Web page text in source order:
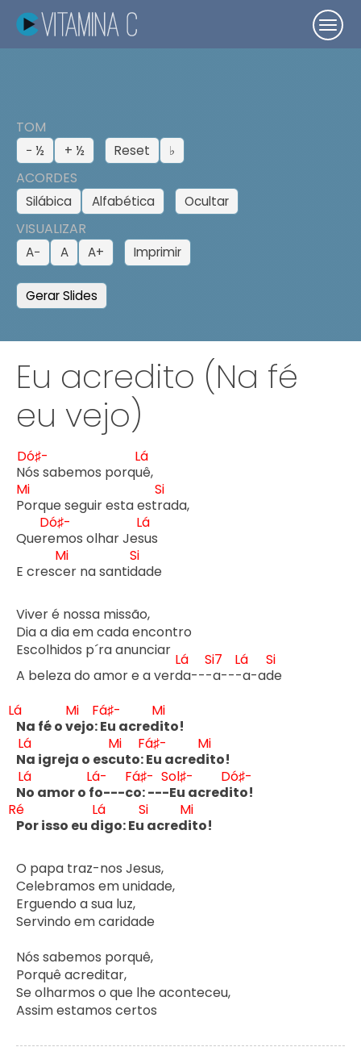
TOM
− ½ + ½ Reset ♭
ACORDES
Silábica Alfabética Ocultar
VISUALIZAR
A− A A+ Imprimir
Gerar Slides
Eu acredito (Na fé
eu vejo)
N
Dó♯-
ós sabemos porqu
Lá
ê,
P
Mi
orque seguir esta estr
Si
ada,
Quer
Dó♯-
emos olhar Jes
Lá
us
E cresc
Mi
er na santid
Si
ade
Viver é nossa missão,
Dia a dia em cada encontro
Escolhidos p´ra anunciar
A beleza do amor e a verd
Lá
a---
Si7
a---
Lá
a-ad
Si
e
Lá
Na fé o v
Mi
ejo:
Fá♯-
Eu acred
Mi
ito!
N
Lá
a igreja o esc
Mi
uto:
Fá♯-
Eu acred
Mi
ito!
N
Lá
o amor o f
Lá-
o---c
Fá♯-
o: ---
Sol♯-
Eu acred
Dó♯-
Ré
Por isso eu d
Lá
igo: Eu
Si
acred
Mi
ito!
O papa traz-nos Jesus,
Celebramos em unidade,
Erguendo a sua luz,
Servindo em caridade
Nós sabemos porquê,
Porquê acreditar,
Se olharmos o que lhe aconteceu,
Assim estamos certos